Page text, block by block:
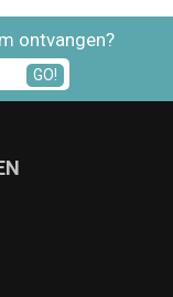
ontvangen?
GO!